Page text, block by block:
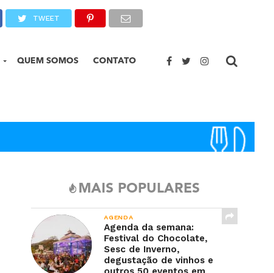
QUEM SOMOS CONTATO
TWEET
MAIS POPULARES
AGENDA
Agenda da semana:
Festival do Chocolate,
Sesc de Inverno,
degustação de vinhos e